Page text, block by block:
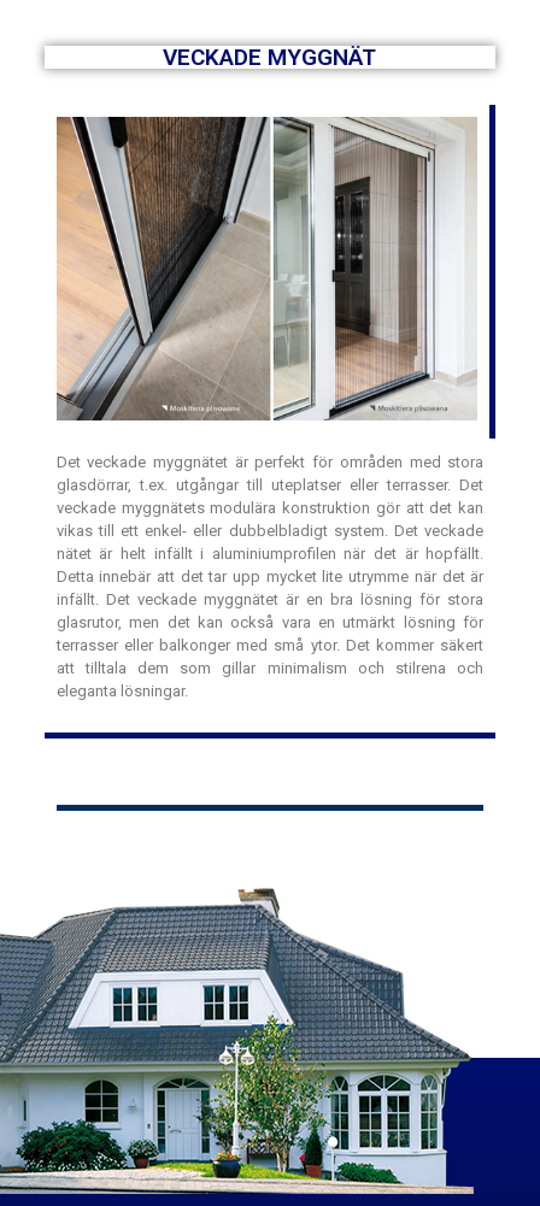
VECKADE MYGGNÄT
Det veckade myggnätet är perfekt för områden med stora
glasdörrar, t.ex. utgångar till uteplatser eller terrasser. Det
veckade myggnätets modulära konstruktion gör att det kan
vikas till ett enkel- eller dubbelbladigt system. Det veckade
nätet är helt infällt i aluminiumprofilen när det är hopfällt.
Detta innebär att det tar upp mycket lite utrymme när det är
infällt. Det veckade myggnätet är en bra lösning för stora
glasrutor, men det kan också vara en utmärkt lösning för
terrasser eller balkonger med små ytor. Det kommer säkert
att tilltala dem som gillar minimalism och stilrena och
eleganta lösningar.